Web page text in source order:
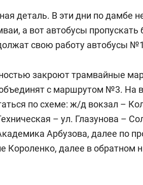
деталь. В эти дни по дамбе
а вот автобусы
свою работу автобусы
закроют трамвайные
с маршрутом №3. На
по схеме: ж/д вокзал –
– ул. Глазунова –
Арбузова, далее по
Короленко, далее в обратном